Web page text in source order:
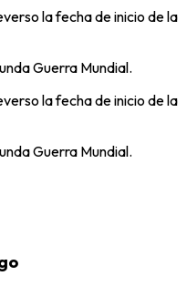
la fecha de inicio de la
Guerra Mundial.
la fecha de inicio de la
Guerra Mundial.